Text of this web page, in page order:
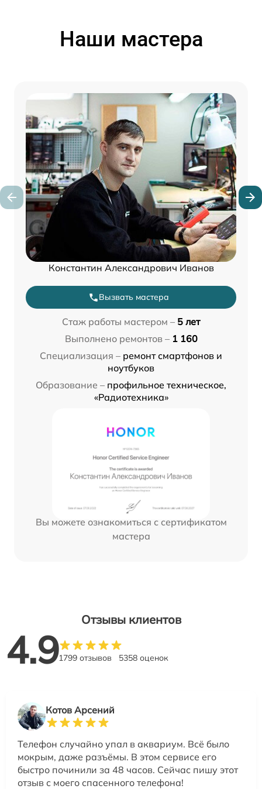
Наши мастера
Константин Александрович Иванов
Вызвать мастера
Стаж работы мастером – 5 лет
Выполнено ремонтов – 1 160
Специализация – ремонт смартфонов и
ноутбуков
Образование – профильное техническое,
«Радиотехника»
Вы можете ознакомиться с сертификатом
мастера
Отзывы клиентов
4.91799 отзывов 5358 оценок
Котов Арсений
Телефон случайно упал в аквариум. Всё было
мокрым, даже разъёмы. В этом сервисе его
быстро починили за 48 часов. Сейчас пишу этот
отзыв с моего спасенного телефона!